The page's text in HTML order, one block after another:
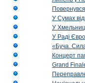
У Сумах
У
У Раді
«Буча.
Концерт
Grand